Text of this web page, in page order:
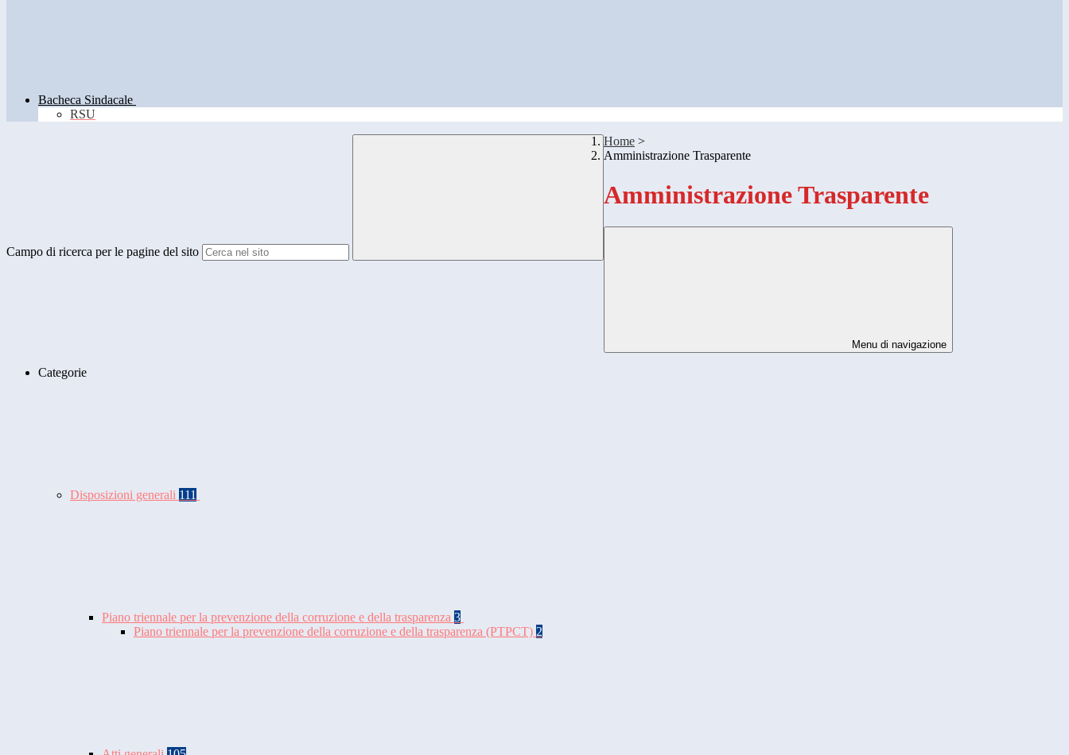
Bacheca Sindacale
RSU
Campo di ricerca per le pagine del sito
Home >
Amministrazione Trasparente
Amministrazione Trasparente
Menu di navigazione
Categorie
Disposizioni generali 111
Piano triennale per la prevenzione della corruzione e della trasparenza 3
Piano triennale per la prevenzione della corruzione e della trasparenza (PTPCT) 2